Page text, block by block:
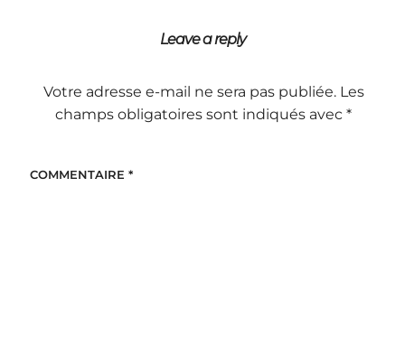
Leave a reply
Votre adresse e-mail ne sera pas publiée. Les
champs obligatoires sont indiqués avec*
COMMENTAIRE *